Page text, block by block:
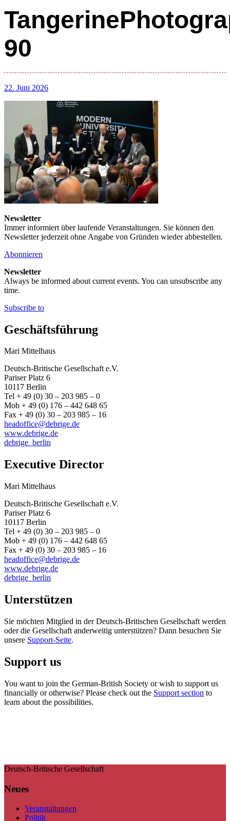
90
22. Juni 2026
Newsletter
Immer informiert über laufende Veranstaltungen. Sie können den
Newsletter jederzeit ohne Angabe von Gründen wieder abbestellen.
Abonnieren
Newsletter
Always be informed about current events. You can unsubscribe any
time.
Subscribe to
Geschäftsführung
Mari Mittelhaus
Deutsch-Britische Gesellschaft e.V.
Pariser Platz 6
10117 Berlin
Tel + 49 (0) 30 – 203 985 – 0
Mob + 49 (0) 176 – 442 648 65
Fax + 49 (0) 30 – 203 985 – 16
headoffice@debrige.de
www.debrige.de
debrige_berlin
Executive Director
Mari Mittelhaus
Deutsch-Britische Gesellschaft e.V.
Pariser Platz 6
10117 Berlin
Tel + 49 (0) 30 – 203 985 – 0
Mob + 49 (0) 176 – 442 648 65
Fax + 49 (0) 30 – 203 985 – 16
headoffice@debrige.de
www.debrige.de
debrige_berlin
Unterstützen
Sie möchten Mitglied in der Deutsch-Britischen Gesellschaft werden
oder die Gesellschaft anderweitig unterstützen? Dann besuchen Sie
unsere Support-Seite.
Support us
You want to join the German-British Society or wish to support us
financially or otherwise? Please check out the Support section to
learn about the possibilities.
Deutsch-Britische Gesellschaft
Neues
Veranstaltungen
Politik